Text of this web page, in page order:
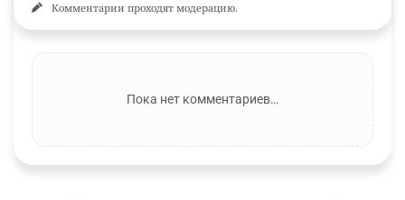
Комментарии проходят модерацию.
Пока нет комментариев…